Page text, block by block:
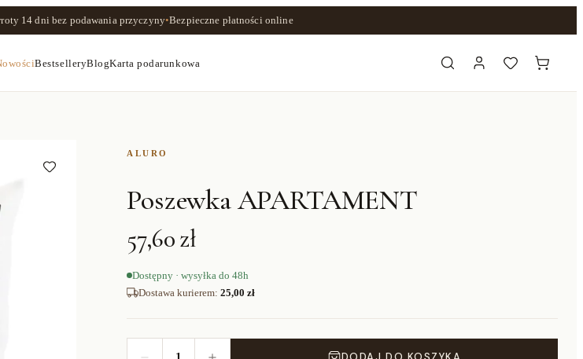
14 dnibez podawania przyczyny•Bezpieczne płatności online
BestselleryBlogKarta podarunkowa
ALURO
Poszewka APARTAMENT
57,60 zł
Dostępny · wysyłka do 48h
Dostawa kurierem:25,00 zł